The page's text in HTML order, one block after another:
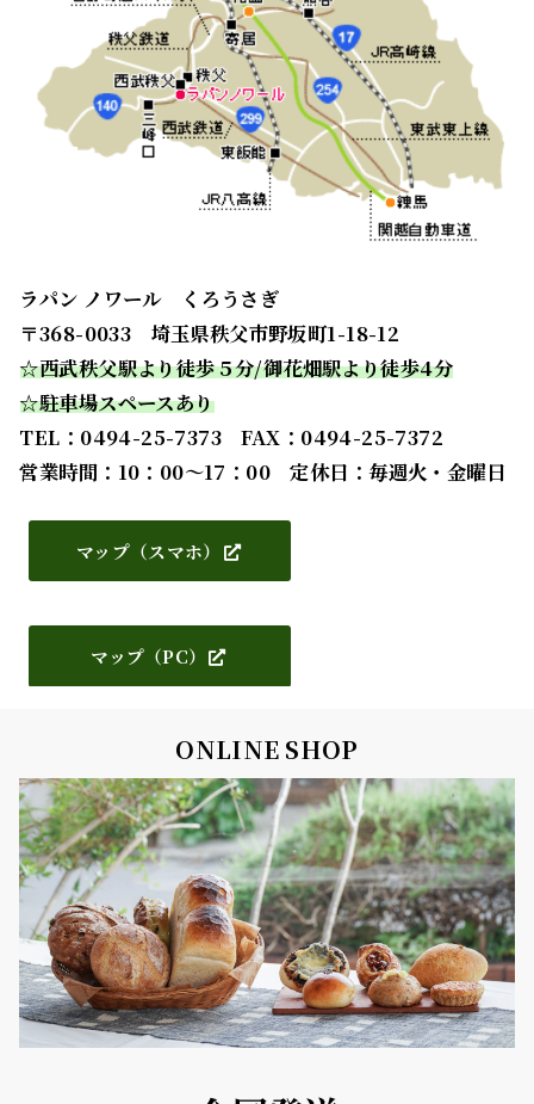
ラパン ノワール くろうさぎ
〒368-0033 埼玉県秩父市野坂町1-18-12
☆西武秩父駅より徒歩５分/御花畑駅より徒歩4分
☆駐車場スペースあり
TEL： 0494-25-7373 FAX：0494-25-7372
営業時間：10：00～17：00 定休日：毎週火・金曜日
マップ（スマホ）
マップ（PC）
ONLINE SHOP